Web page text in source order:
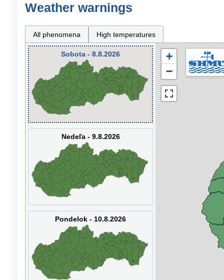
Weather warnings
All phenomena High temperatures
Sobota - 8.8.2026
Nedeľa - 9.8.2026
Pondelok - 10.8.2026
+
−